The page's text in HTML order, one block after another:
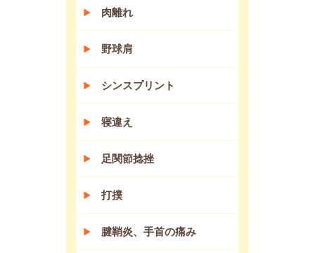
肉離れ
野球肩
シンスプリント
寝違え
足関節捻挫
打撲
腱鞘炎、手首の痛み